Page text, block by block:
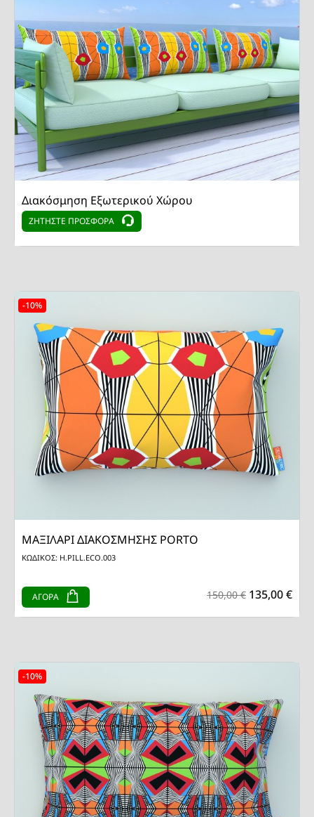
Διακόσμηση Εξωτερικού Χώρου
ΖΗΤΗΣΤΕ ΠΡΟΣΦΟΡΑ
ΜΑΞΙΛΑΡΙ ΔΙΑΚΟΣΜΗΣΗΣ PORTO
ΚΩΔΙΚΟΣ: H.PILL.ECO.003
ΑΓΟΡΑ 150,00 € 135,00 €
-10%
-10%